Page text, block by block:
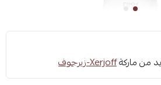
من ماركةXerjoff-زيرجوف